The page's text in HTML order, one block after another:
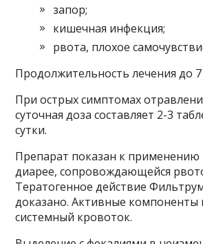
запор;
кишечная инфекция;
рвота, плохое
Продолжительность лечения до
При острых симптомах
суточная доза составляет 2-3
сутки.
Препарат показан к применению
диарее, сопровождающейся
Тератогенное действие
доказано. Активные
системный кровоток.